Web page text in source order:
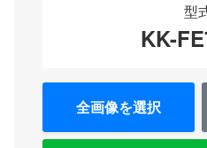
型
KK-
全画像を選択